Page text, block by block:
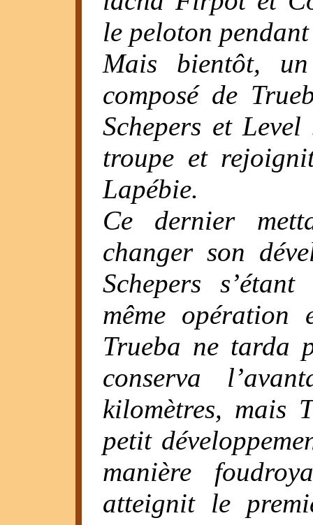
le peloton
Mais bientôt,
composé de
Schepers et
troupe et
Lapébie.
Ce dernier
changer son
Schepers
même opération
Trueba ne tarda
conserva
kilomètres, mais
petit
manière
atteignit le